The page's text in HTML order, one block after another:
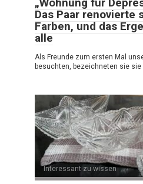
Das Paar renovierte
Farben, und das
alle
Als Freunde zum ersten Mal
besuchten, bezeichneten sie
Interessant zu wissen